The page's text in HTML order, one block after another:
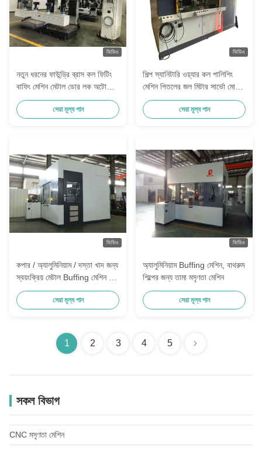
ভিডিও
নতুন ধরনের ফাউন্ড্রি ব্রাস কল ফিটিং
বাফিং মেশিন মেটাল ডোর লক অটো
পার্টস পলিশিং ইকুইপমেন্ট
সেরা মূল্য পান
ভিডিও
শিল্প স্যানিটারি ওয়্যার কল পালিশিং
মেশিন পিতলের জল মিটার সার্ভো মোটর
পোলিশিং সরঞ্জাম
সেরা মূল্য পান
ভিডিও
কপার / অ্যালুমিনিয়াম / দস্তা খাদ জন্য
স্বয়ংক্রিয় মেটাল Buffing মেশিন গ্রে
রঙ
সেরা মূল্য পান
ভিডিও
অ্যালুমিনিয়াম Buffing মেশিন, বাথরুম
শিল্পের জন্য তামা মসৃণতা মেশিন
সেরা মূল্য পান
1 2 3 4 5
সকল বিভাগ
CNC মসৃণতা মেশিন